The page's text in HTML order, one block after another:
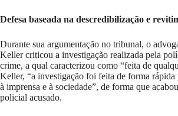
Defesa baseada na descredibilização e
Durante sua argumentação no tribunal, o
Keller criticou a investigação realizada pela
crime, a qual caracterizou como “feita de
Keller, “a investigação foi feita de forma rápida
à imprensa e à sociedade”, de forma que
policial acusado.